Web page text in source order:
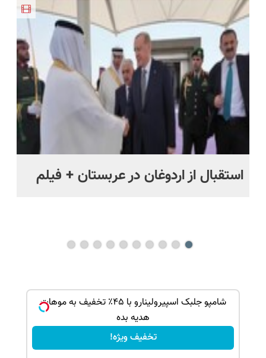
اروپا، سبک
و مقاوم |
پرداخت
قسطی
طبیعی!
ویزیت
رایگان+پرداخت
اقساطی😍
پرسشنامه و
دریافت راه
حل
استقبال از اردوغان در عربستان + فیلم
شامپو جلبک اسپیرولینارو با ۴۵٪ تخفیف به موهات
هدیه بده
تخفیف ویژه!